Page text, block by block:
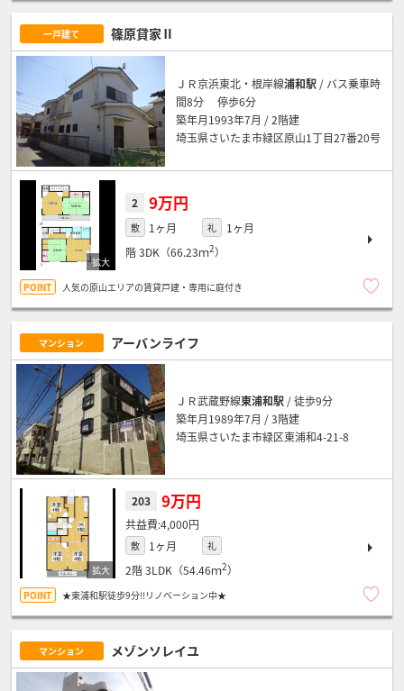
一戸建て 篠原貸家Ⅱ
ＪＲ京浜東北・根岸線浦和駅 / バス乗車時
間8分 停歩6分
築年月1993年7月 / 2階建
埼玉県さいたま市緑区原山1丁目27番20号
2 9万円
敷 1ヶ月 礼
1ヶ月
階3DK（66.23ｍ2）
人気の原山エリアの賃貸戸建・専用に庭付き
マンション アーバンライフ
ＪＲ武蔵野線東浦和駅 / 徒歩9分
築年月1989年7月 / 3階建
埼玉県さいたま市緑区東浦和4-21-8
203 9万円
4,000円
敷 1ヶ月 礼
2階3LDK（54.46ｍ2）
★東浦和駅徒歩9分!!リノベーション中★
マンション メゾンソレイユ